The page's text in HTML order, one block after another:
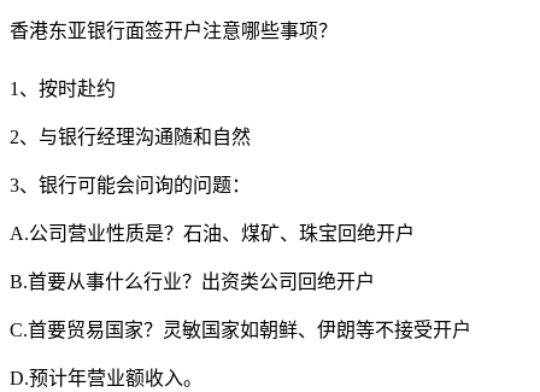
香港东亚银行面签开户注意哪些事项？
1、按时赴约
2、与银行经理沟通随和自然
3、银行可能会问询的问题：
A.公司营业性质是？石油、煤矿、珠宝回绝开户
B.首要从事什么行业？出资类公司回绝开户
C.首要贸易国家？灵敏国家如朝鲜、伊朗等不接受开户
D.预计年营业额收入。